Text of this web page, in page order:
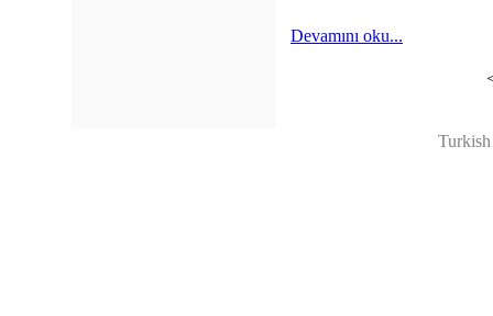
Devamını oku...